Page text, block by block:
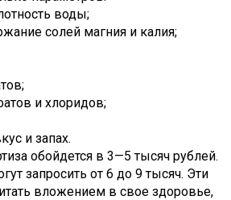
воды;
солей магния и калия;
и хлоридов;
и запах.
обойдется в 3—5 тысяч рублей.
запросить от 6 до 9 тысяч. Эти
вложением в свое здоровье,